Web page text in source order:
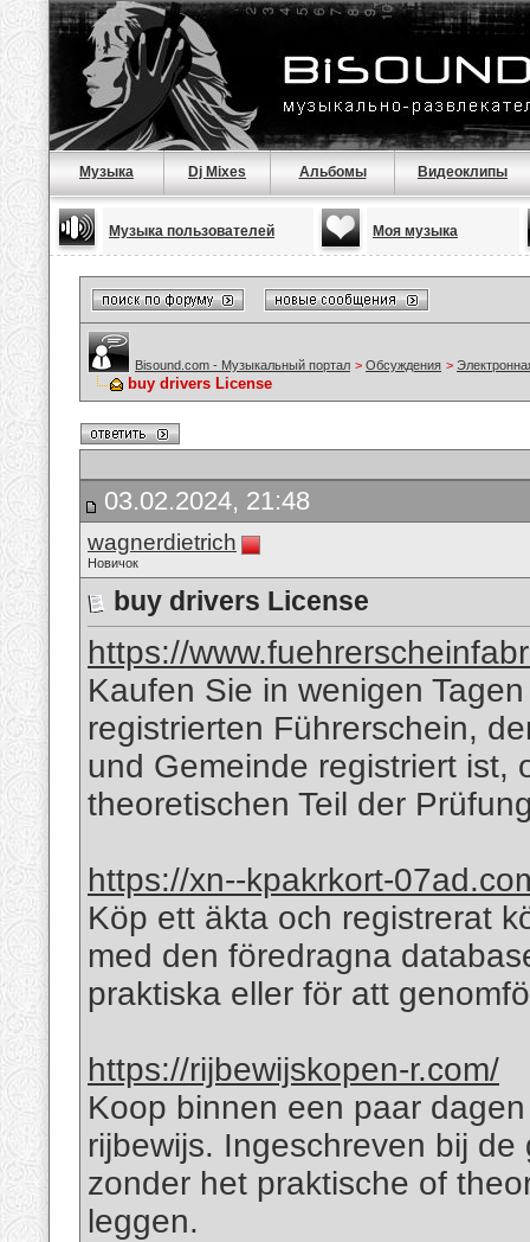
Музыка Dj Mixes Альбомы Видеоклипы
Музыка пользователей Моя музыка
Bisound.com - Музыкальный портал > Обсуждения >
buy drivers License
03.02.2024, 21:48
wagnerdietrich
Новичок
buy drivers License
https://
Kaufen Sie in wenigen
registrierten Führerschein,
und Gemeinde registriert ist,
theoretischen Teil der
https://xn--kpakrkort-
Köp ett äkta och registrerat
med den föredragna
praktiska eller för att
https://rijbewijskopen-r.com/
Koop binnen een paar
rijbewijs. Ingeschreven bij
zonder het praktische of
leggen.